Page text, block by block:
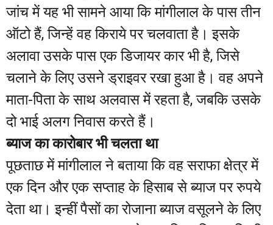
जांच में यह भी सामने आया कि मांगीलाल के पास तीन
ऑटो हैं, जिन्हें वह किराये पर चलवाता है। इसके
अलावा उसके पास एक डिजायर कार भी है, जिसे
चलाने के लिए उसने ड्राइवर रखा हुआ है। वह अपने
माता-पिता के साथ अलवास में रहता है, जबकि उसके
दो भाई अलग निवास करते हैं।
ब्याज का कारोबार भी चलता था
पूछताछ में मांगीलाल ने बताया कि वह सराफा क्षेत्र में
एक दिन और एक सप्ताह के हिसाब से ब्याज पर रुपये
देता था। इन्हीं पैसों का रोजाना ब्याज वसूलने के लिए